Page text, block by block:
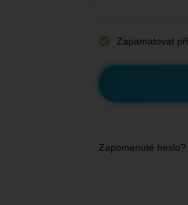
Zapamatovat
Zapomenuté heslo?